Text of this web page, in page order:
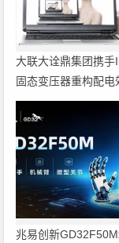
大联大诠鼎集团携手
固态变压器重构配电
兆易创新